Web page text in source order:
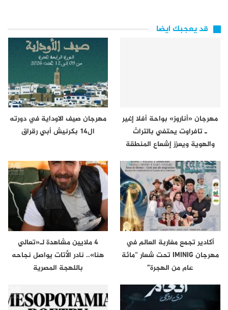
قد يعجبك ايضا
مهرجان «أناروز» بواحة أفلا إغير
ـ تافراوت يحتفي بالتراث
والهوية ويعزز إشعاع المنطقة
مهرجان صيف الاوداية في دورته
ال14 بكرنيش أبي رقراق
أكادير تجمع مغاربة العالم في
مهرجان IMINIG تحت شعار “مائة
عام من الهجرة”
4 ملايين مشاهدة لـ«تعالي
هنا».. نادر الأتات يواصل نجاحه
باللهجة المصرية